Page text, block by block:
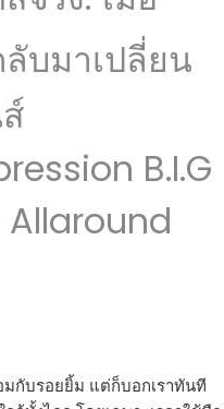
บมาเปลี่ยน
B.I.G
Allaround
กับรอยยิ้ม แต่ก็บอกเราทันที